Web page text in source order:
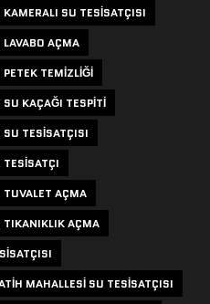
SU TESISATÇISI
AÇMA
TEMIZLIĞI
KAÇAĞI TESPITI
TESISATÇISI
AÇMA
TIKANIKLIK AÇMA
MAHALLESI SU TESISATÇISI